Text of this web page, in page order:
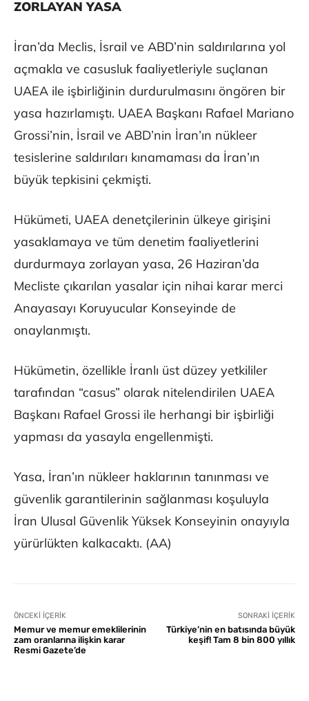
ZORLAYAN YASA
İran’da Meclis, İsrail ve ABD’nin saldırılarına yol
açmakla ve casusluk faaliyetleriyle suçlanan
UAEA ile işbirliğinin durdurulmasını öngören bir
yasa hazırlamıştı. UAEA Başkanı Rafael Mariano
Grossi’nin, İsrail ve ABD’nin İran’ın nükleer
tesislerine saldırıları kınamaması da İran’ın
büyük tepkisini çekmişti.
Hükümeti, UAEA denetçilerinin ülkeye girişini
yasaklamaya ve tüm denetim faaliyetlerini
durdurmaya zorlayan yasa, 26 Haziran’da
Mecliste çıkarılan yasalar için nihai karar merci
Anayasayı Koruyucular Konseyinde de
onaylanmıştı.
Hükümetin, özellikle İranlı üst düzey yetkililer
tarafından “casus” olarak nitelendirilen UAEA
Başkanı Rafael Grossi ile herhangi bir işbirliği
yapması da yasayla engellenmişti.
Yasa, İran’ın nükleer haklarının tanınması ve
güvenlik garantilerinin sağlanması koşuluyla
İran Ulusal Güvenlik Yüksek Konseyinin onayıyla
yürürlükten kalkacaktı. (AA)
ÖNCEKI İÇERIK
Memur ve memur emeklilerinin
zam oranlarına ilişkin karar
Resmi Gazete’de
SONRAKI İÇERIK
Türkiye’nin en batısında büyük
keşif! Tam 8 bin 800 yıllık